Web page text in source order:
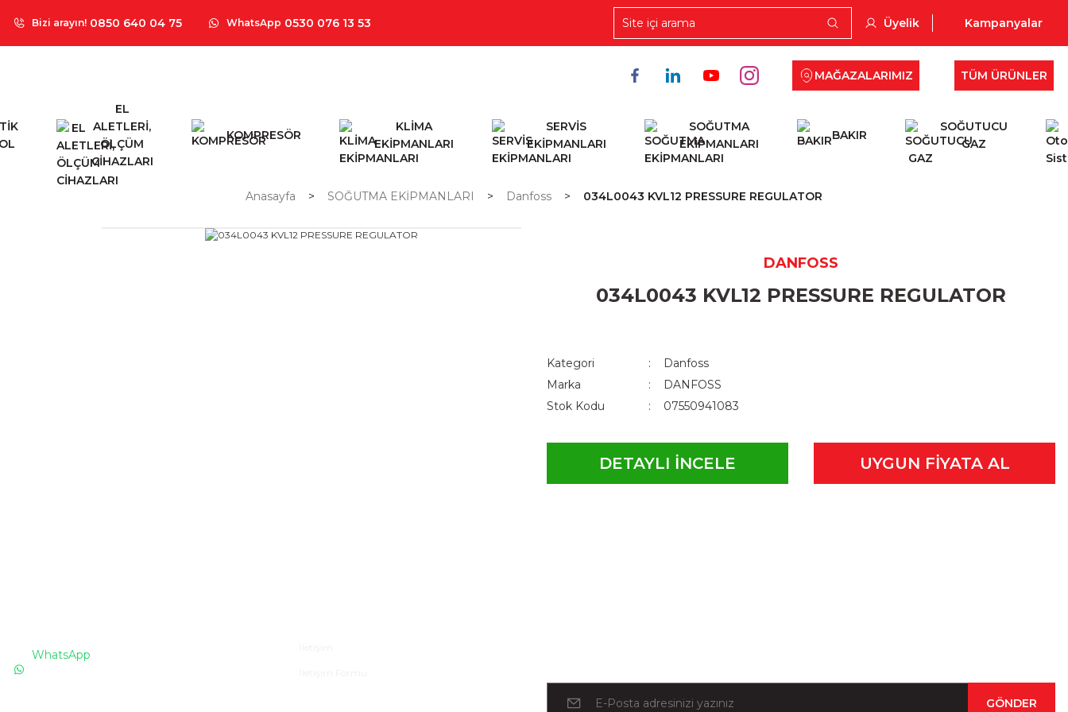
Bizi arayın! 0850 640 04 75 WhatsApp 0530 076 13 53 Üyelik Kampanyalar
MAĞAZALARIMIZ TÜM ÜRÜNLER
EL
ALETLERİ,
ÖLÇÜM
CİHAZLARI
KOMPRESÖR
KLİMA
EKİPMANLARI
SERVİS
EKİPMANLARI
SOĞUTMA
EKİPMANLARI
BAKIR
SOĞUTUCU
GAZ
Anasayfa SOĞUTMA EKİPMANLARI Danfoss 034L0043 KVL12 PRESSURE REGULATOR
DANFOSS
034L0043 KVL12 PRESSURE REGULATOR
Kategori
Danfoss
Marka
DANFOSS
Stok Kodu
07550941083
DETAYLI İNCELE UYGUN FİYATA AL
WhatsApp
GÖNDER